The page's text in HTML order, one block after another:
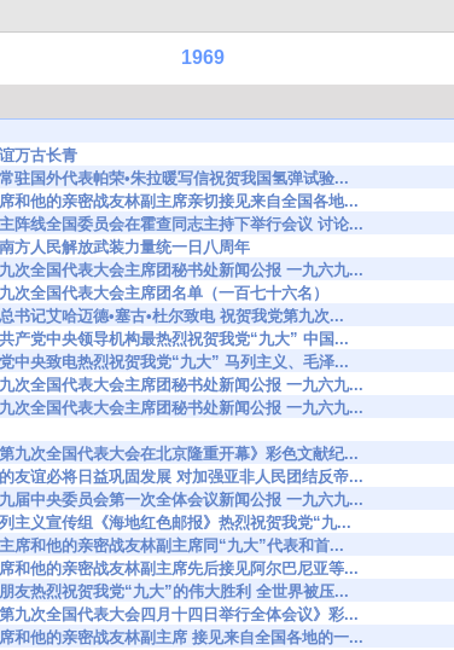
1969
万古长青
驻国外代表帕荣•朱拉暖写信祝贺我国氢弹试验...
和他的亲密战友林副主席亲切接见来自全国各地...
阵线全国委员会在霍查同志主持下举行会议 讨论...
方人民解放武装力量统一日八周年
次全国代表大会主席团秘书处新闻公报 一九六九...
次全国代表大会主席团名单（一百七十六名）
书记艾哈迈德•塞古•杜尔致电 祝贺我党第九次...
产党中央领导机构最热烈祝贺我党“九大” 中国...
中央致电热烈祝贺我党“九大” 马列主义、毛泽...
次全国代表大会主席团秘书处新闻公报 一九六九...
次全国代表大会主席团秘书处新闻公报 一九六九...
九次全国代表大会在北京隆重开幕》彩色文献纪...
友谊必将日益巩固发展 对加强亚非人民团结反帝...
届中央委员会第一次全体会议新闻公报 一九六九...
主义宣传组《海地红色邮报》热烈祝贺我党“九...
席和他的亲密战友林副主席同“九大”代表和首...
和他的亲密战友林副主席先后接见阿尔巴尼亚等...
友热烈祝贺我党“九大”的伟大胜利 全世界被压...
九次全国代表大会四月十四日举行全体会议》彩...
和他的亲密战友林副主席 接见来自全国各地的一...